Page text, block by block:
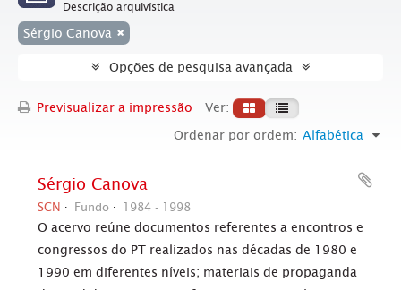
Descrição arquivística
Sérgio Canova
Opções de pesquisa avançada
Previsualizar a impressão
Ver:
Ordenar por ordem: Alfabética
Sérgio Canova
SCN Fundo 1984 - 1998
O acervo reúne documentos referentes a encontros e
congressos do PT realizados nas décadas de 1980 e
1990 em diferentes níveis; materiais de propaganda